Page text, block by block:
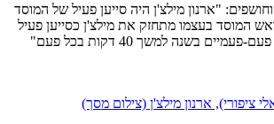
"ארנון מילצ'ן היה סייען פעיל של המוסד
המוסד בעצמו מתחזק את מילצ'ן כסייען פעיל
בשנה למשך 40 דקות בכל פעם"